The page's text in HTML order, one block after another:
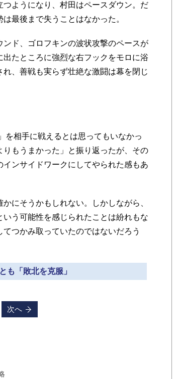
ようになり、村田はペースダウン。だ
最後まで失うことはなかった。
ド、ゴロフキンの波状攻撃のペースが
たところに強烈な右フックをモロに浴
、善戦も実らず壮絶な激闘は幕を閉じ
相手に戦えるとは思ってもいなかっ
もうまかった」と振り返ったが、その
ンサイドワークにしてやられた感もあ
にそうかもしれない。しかしながら、
う可能性を感じられたことは紛れもな
つかみ取っていたのではないだろう
も「敗北を克服」
次へ